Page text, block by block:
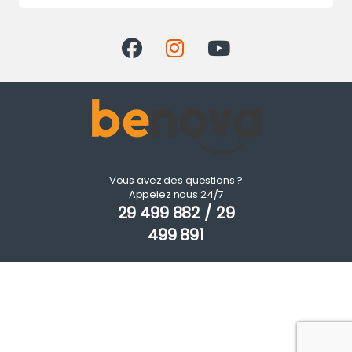
Vous avez des questions ?
Appelez nous 24/7
29 499 882 / 29
499 891